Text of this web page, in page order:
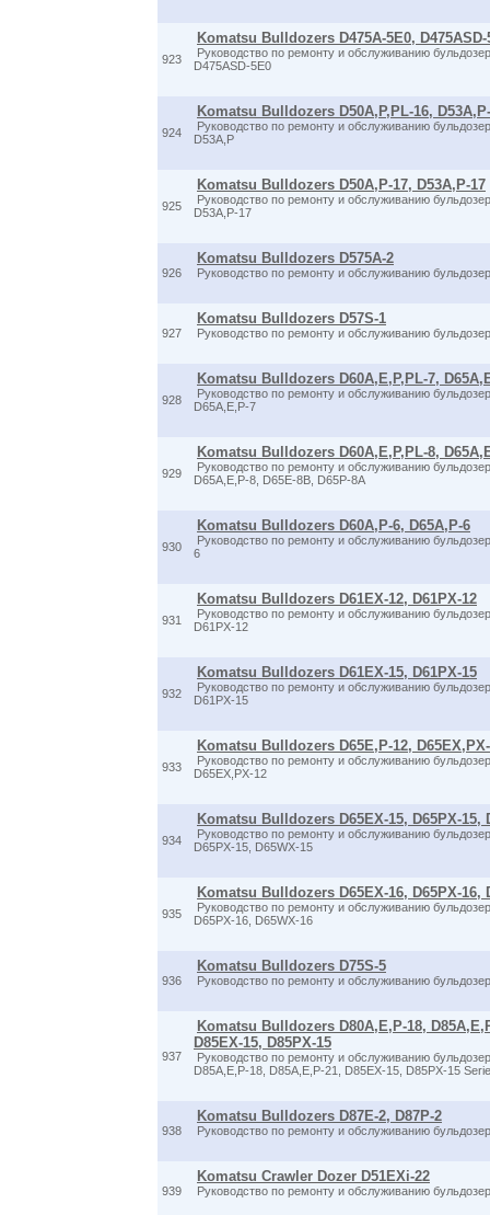
923
Komatsu Bulldozers D475A-5E0, D475ASD-
Руководство по ремонту и обслуживанию
D475ASD-5E0
924
Komatsu Bulldozers D50A,P,PL-16,
Руководство по ремонту и обслуживанию
D53A,P
925
Komatsu Bulldozers D50A,P-17, D53A,P-17
Руководство по ремонту и обслуживанию
D53A,P-17
926
Komatsu Bulldozers D575A-2
Руководство по ремонту и обслуживанию
927
Komatsu Bulldozers D57S-1
Руководство по ремонту и обслуживанию
928
Komatsu Bulldozers D60A,E,P,PL-7,
Руководство по ремонту и обслуживанию
D65A,E,P-7
929
Komatsu Bulldozers D60A,E,P,PL-8,
Руководство по ремонту и обслуживанию
D65A,E,P-8, D65E-8B, D65P-8A
930
Komatsu Bulldozers D60A,P-6, D65A,P-6
Руководство по ремонту и обслуживанию
6
931
Komatsu Bulldozers D61EX-12, D61PX-12
Руководство по ремонту и обслуживанию
D61PX-12
932
Komatsu Bulldozers D61EX-15, D61PX-15
Руководство по ремонту и обслуживанию
D61PX-15
933
Komatsu Bulldozers D65E,P-12,
Руководство по ремонту и обслуживанию
D65EX,PX-12
934
Komatsu Bulldozers D65EX-15, D65PX-15,
Руководство по ремонту и обслуживанию
D65PX-15, D65WX-15
935
Komatsu Bulldozers D65EX-16, D65PX-16,
Руководство по ремонту и обслуживанию
D65PX-16, D65WX-16
936
Komatsu Bulldozers D75S-5
Руководство по ремонту и обслуживанию
937
Komatsu Bulldozers D80A,E,P-18,
D85EX-15, D85PX-15
Руководство по ремонту и обслуживанию
D85A,E,P-18, D85A,E,P-21, D85EX-15, D85PX-15
938
Komatsu Bulldozers D87E-2, D87P-2
Руководство по ремонту и обслуживанию
939
Komatsu Crawler Dozer D51EXi-22
Руководство по ремонту и обслуживанию